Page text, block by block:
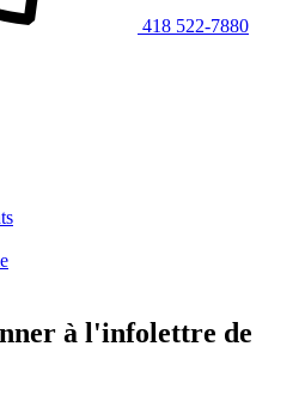
418 522-7880
à l'infolettre de